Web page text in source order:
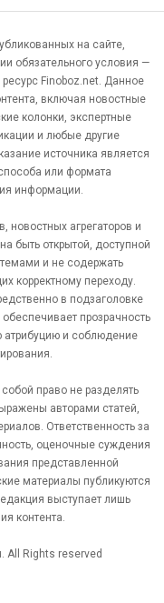
на сайте,
обязательного условия —
Finoboz.net. Данное
включая новостные
колонки, экспертные
и любые другие
источника является
или формата
информации.
новостных агрегаторов и
быть открытой, доступной
и не содержать
корректному переходу.
в подзаголовке
прозрачность
атрибуцию и соблюдение
право не разделять
авторами статей,
Ответственность за
оценочные суждения
представленной
материалы публикуются
выступает лишь
контента.
All Rights reserved